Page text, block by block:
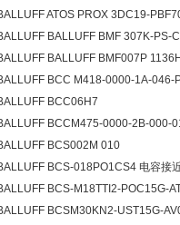
ATOS PROX 3DC19-
BALLUFF BMF 307K-
BALLUFF BMF007P
BCC M418-0000-1A-
BCC06H7
BCCM475-0000-2B-000-
BCS002M 010
BCS-018PO1CS4 电容接
BCS-M18TTI2-POC15G-
BCSM30KN2-UST15G-